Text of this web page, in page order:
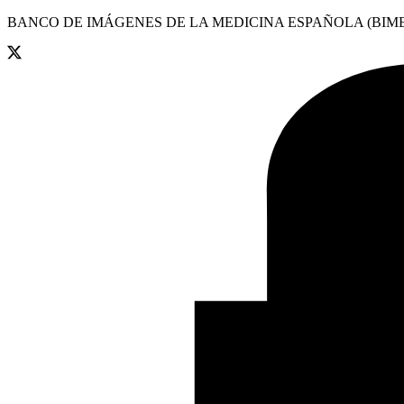
BANCO DE IMÁGENES DE LA MEDICINA ESPAÑOLA